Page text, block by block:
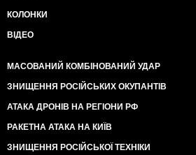
КОЛОНКИ
ВІДЕО
МАСОВАНИЙ КОМБІНОВАНИЙ УДАР
ЗНИЩЕННЯ РОСІЙСЬКИХ ОКУПАНТІВ
АТАКА ДРОНІВ НА РЕГІОНИ РФ
РАКЕТНА АТАКА НА КИЇВ
ЗНИЩЕННЯ РОСІЙСЬКОЇ ТЕХНІКИ